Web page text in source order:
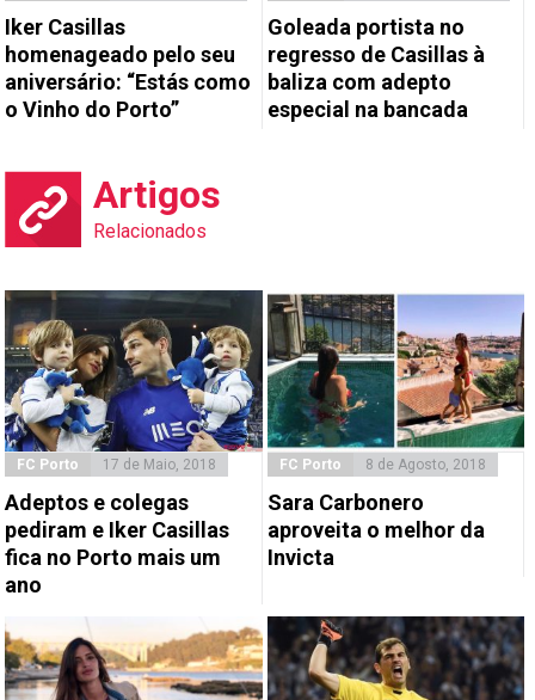
Iker Casillas
homenageado pelo seu
aniversário: “Estás como
o Vinho do Porto”
Goleada portista no
regresso de Casillas à
baliza com adepto
especial na bancada
Artigos
Relacionados
FC Porto 17 de Maio, 2018
Adeptos e colegas
pediram e Iker Casillas
fica no Porto mais um
ano
FC Porto 8 de Agosto, 2018
Sara Carbonero
aproveita o melhor da
Invicta